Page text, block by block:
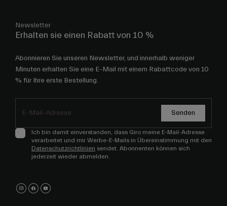
Newsletter
Erhalten sie einen Rabatt von 10 %
Abonnieren Sie unseren Newsletter, und innerhalb weniger
Minuten erhalten Sie eine E-Mail mit einem Rabattcode von 10
% für Ihre erste Bestellung.
Senden
Ich bin damit einverstanden, dass Giro meine E-Mail-Adresse
verarbeitet und mir Werbe-E-Mails in Übereinstimmung mit den
Datenschutzrichtlinien sendet. Abonnenten können sich
jederzeit wieder abmelden.